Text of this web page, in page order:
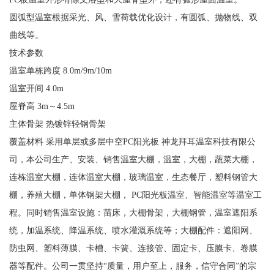
圆弧型温室根据采光、风、雪荷载优化设计，有圆弧、抛物线、双
曲线等。
技术参数
温室单栋跨度 8.0m/9m/10m
温室开间 4.0m
屋脊高 3m～4.5m
主体骨架 热镀锌轻钢骨架
覆盖材料 采用单层或多层中空PC阳光板 神龙拜耳温室科技有限公
司，本公司生产、安装、销售温室大棚，温室，大棚，蔬菜大棚，
连栋温室大棚，连体温室大棚，玻璃温室，生态餐厅，塑料钢管大
棚，养殖大棚，单体钢架大棚， PC阳光板温室、智能温室等温室工
程。同时销售温室设施：苗床，大棚骨架，大棚钢管，温室遮阳系
统，加温系统、降温系统、喷水灌溉系统等；大棚配件：遮阳网、
防虫网、塑料薄膜、卡槽、卡簧、连接管、固定卡、压膜卡、卷膜
器等配件。公司一贯坚持“质量，用户至上，服务，信守合同”的宗